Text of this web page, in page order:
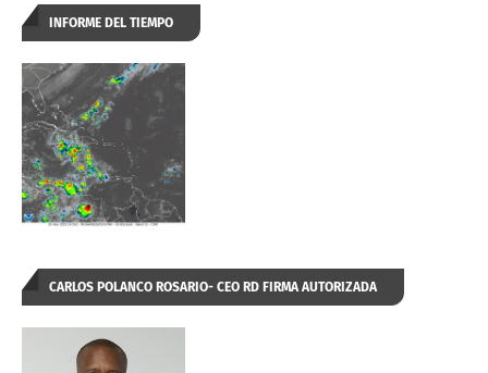
INFORME DEL TIEMPO
CARLOS POLANCO ROSARIO- CEO RD FIRMA AUTORIZADA